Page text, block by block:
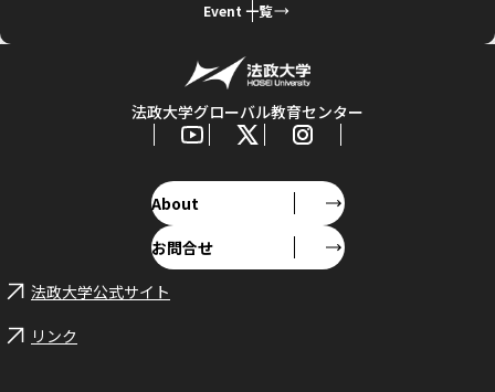
Event 一覧
法政大学グローバル教育センター
About
お問合せ
法政大学公式サイト
リンク